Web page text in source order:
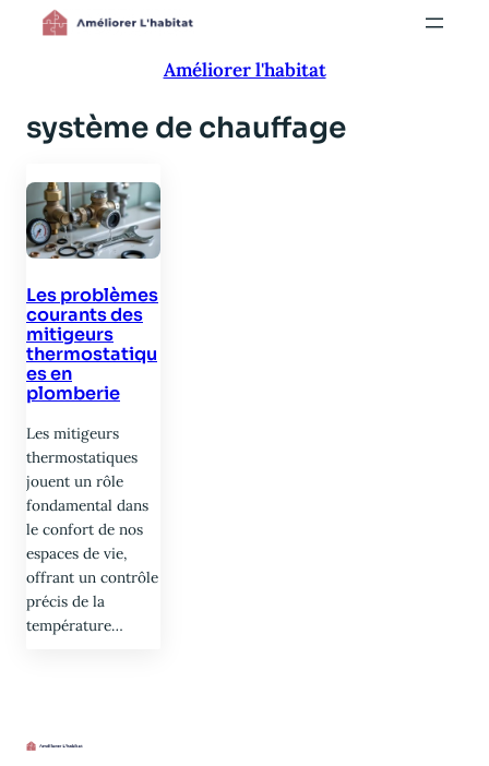
Aller
Améliorer l'habitat
système de chauffage
Les problèmes
courants des
mitigeurs
thermostatiqu
es en
plomberie
Les mitigeurs
thermostatiques
jouent un rôle
fondamental dans
le confort de nos
espaces de vie,
offrant un contrôle
précis de la
température…